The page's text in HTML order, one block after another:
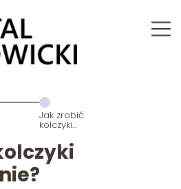
Jak zrobić
kolczyki
własnoręcznie?